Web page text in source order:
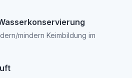
mindern Keimbildung im